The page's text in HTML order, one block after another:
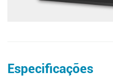
Especificações